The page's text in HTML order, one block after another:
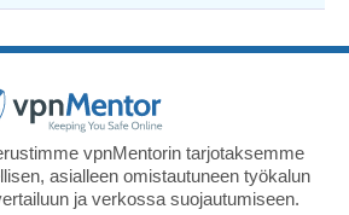
vpnMentorin tarjotaksemme
asialleen omistautuneen työkalun
ja verkossa suojautumiseen.